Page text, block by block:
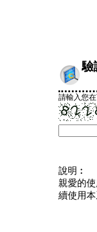
驗
請輸入您
說明︰
親愛的
續使用本